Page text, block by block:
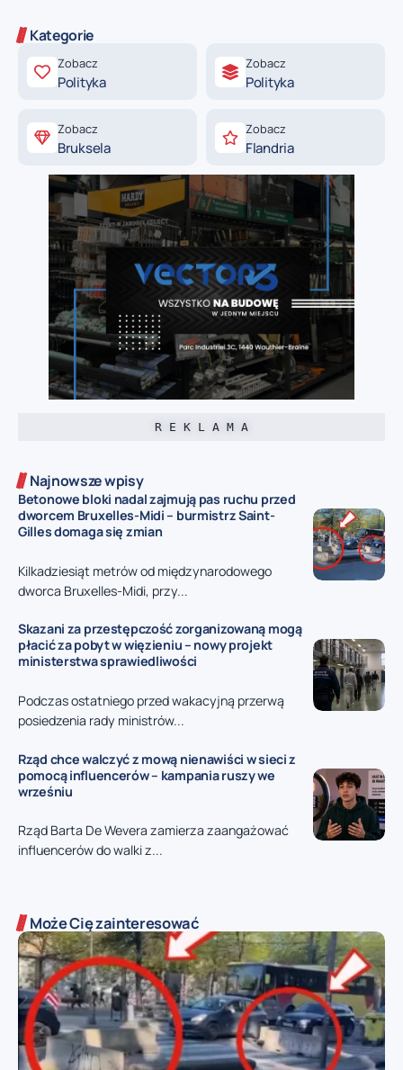
Kategorie
Zobacz
Polityka
Zobacz
Polityka
Zobacz
Bruksela
Zobacz
Flandria
R E K L A M A
Najnowsze wpisy
Betonowe bloki nadal zajmują pas ruchu przed
dworcem Bruxelles-Midi – burmistrz Saint-
Gilles domaga się zmian
Kilkadziesiąt metrów od międzynarodowego
dworca Bruxelles-Midi, przy...
Skazani za przestępczość zorganizowaną mogą
płacić za pobyt w więzieniu – nowy projekt
ministerstwa sprawiedliwości
Podczas ostatniego przed wakacyjną przerwą
posiedzenia rady ministrów...
Rząd chce walczyć z mową nienawiści w sieci z
pomocą influencerów – kampania ruszy we
wrześniu
Rząd Barta De Wevera zamierza zaangażować
influencerów do walki z...
Może Cię zainteresować